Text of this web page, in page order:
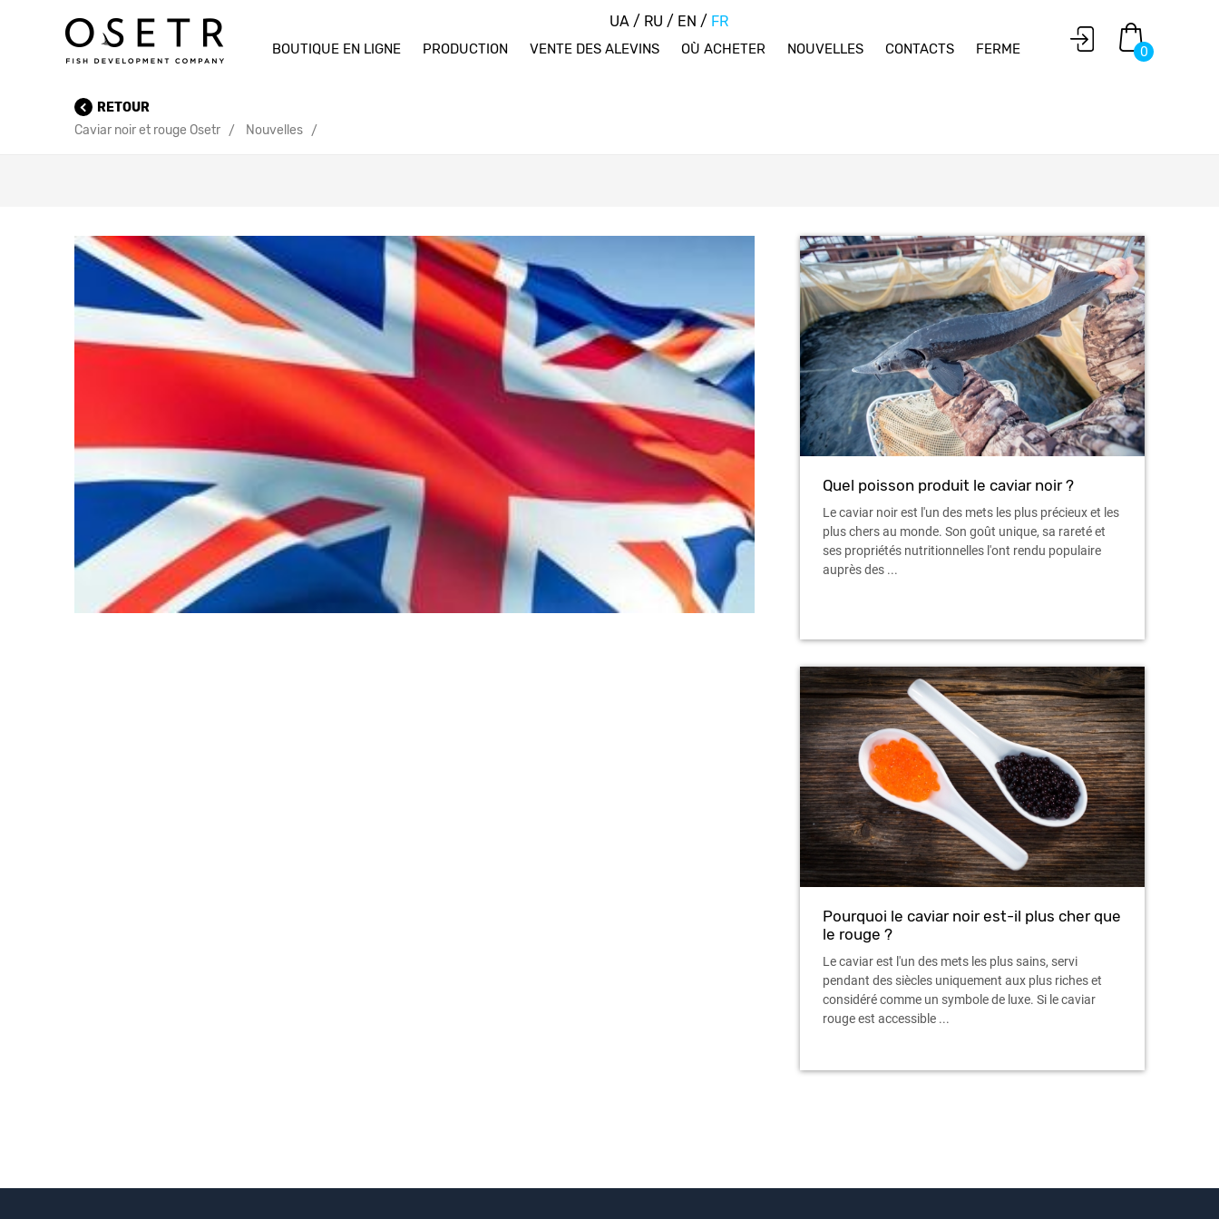
0
BOUTIQUE EN LIGNE PRODUCTION VENTE DES ALEVINS OÙ ACHETER NOUVELLES CONTACTS FERME
UA / RU / EN / FR
RETOUR
Caviar noir et rouge Osetr
Nouvelles
Quel poisson produit le caviar noir ?
Le caviar noir est l'un des mets les plus précieux et les
plus chers au monde. Son goût unique, sa rareté et
ses propriétés nutritionnelles l'ont rendu populaire
auprès des ...
Pourquoi le caviar noir est-il plus cher que
le rouge ?
Le caviar est l'un des mets les plus sains, servi
pendant des siècles uniquement aux plus riches et
considéré comme un symbole de luxe. Si le caviar
rouge est accessible ...